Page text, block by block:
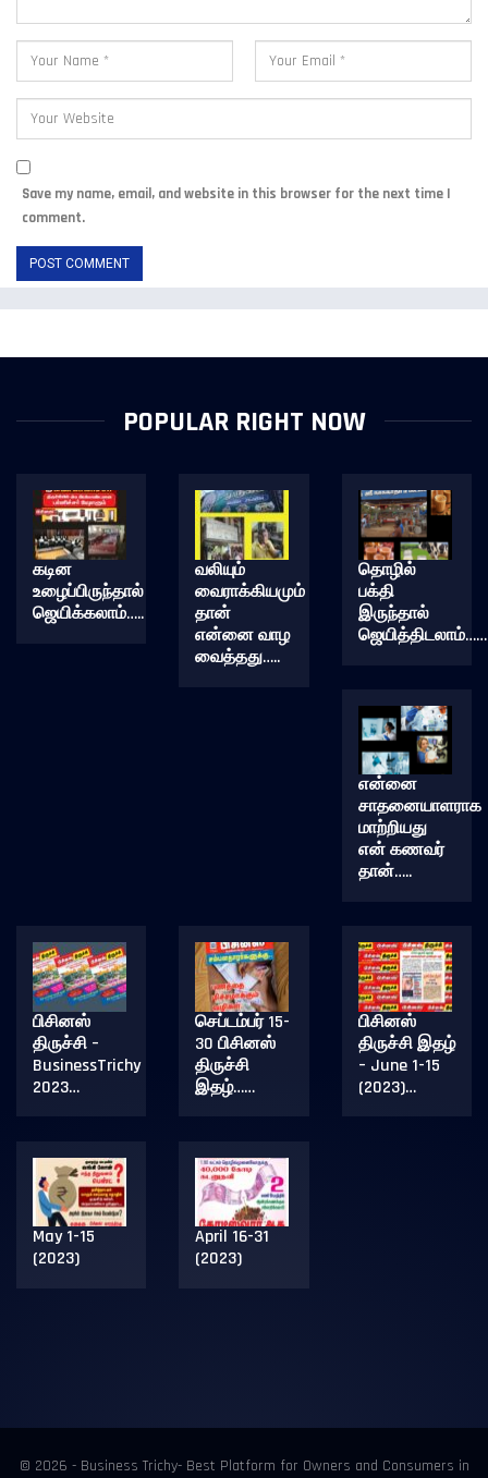
Save my name, email, and website in this browser for the next time I
comment.
POPULAR RIGHT NOW
கடின
உழைப்பிருந்தால்
ஜெயிக்கலாம்…..
வலியும்
வைராக்கியமும்
தான்
என்னை வாழ
வைத்தது…..
தொழில்
பக்தி
இருந்தால்
என்னை
சாதனையாளராக
மாற்றியது
என் கணவர்
தான்…..
பிசினஸ்
திருச்சி –
BusinessTrichy
2023…
செப்டம்பர் 15-
30 பிசினஸ்
திருச்சி
இதழ்……
பிசினஸ்
திருச்சி இதழ்
– June 1-15
(2023)…
May 1-15
(2023)
April 16-31
(2023)
© 2026 - Business Trichy- Best Platform for Owners and Consumers in